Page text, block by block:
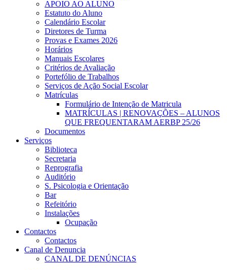
APOIO AO ALUNO
Estatuto do Aluno
Calendário Escolar
Diretores de Turma
Provas e Exames 2026
Horários
Manuais Escolares
Critérios de Avaliação
Portefólio de Trabalhos
Serviços de Ação Social Escolar
Matrículas
Formulário de Intenção de Matricula
MATRÍCULAS | RENOVAÇÕES – ALUNOS
QUE FREQUENTARAM AERBP 25/26
Documentos
Serviços
Biblioteca
Secretaria
Reprografia
Auditório
S. Psicologia e Orientação
Bar
Refeitório
Instalações
Ocupação
Contactos
Contactos
Canal de Denuncia
CANAL DE DENÚNCIAS